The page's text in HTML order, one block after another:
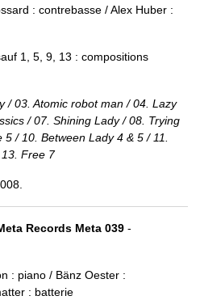
: contrebasse / Alex Huber :
1, 5, 9, 13 : compositions
/ 03. Atomic robot man / 04. Lazy
/ 07. Shining Lady / 08. Trying
/ 10. Between Lady 4 & 5 / 11.
Free 7
Records Meta 039 -
: piano / Bänz Oester :
: batterie